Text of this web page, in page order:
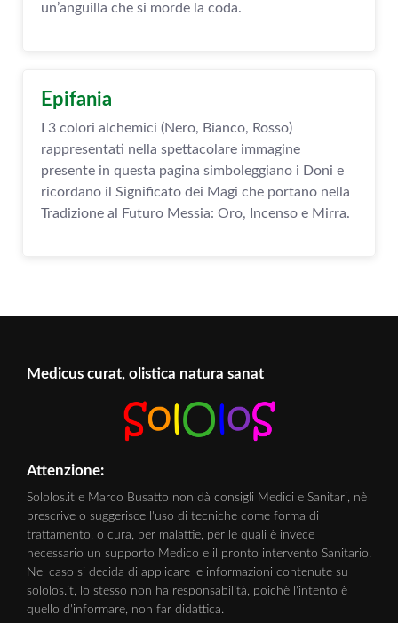
un’anguilla che si morde la coda.
Epifania
I 3 colori alchemici (Nero, Bianco, Rosso)
rappresentati nella spettacolare immagine
presente in questa pagina simboleggiano i Doni e
ricordano il Significato dei Magi che portano nella
Tradizione al Futuro Messia: Oro, Incenso e Mirra.
Medicus curat, olistica natura sanat
Attenzione:
Sololos.it e Marco Busatto non dà consigli Medici e Sanitari, nè
prescrive o suggerisce l'uso di tecniche come forma di
trattamento, o cura, per malattie, per le quali è invece
necessario un supporto Medico e il pronto intervento Sanitario.
Nel caso si decida di applicare le informazioni contenute su
sololos.it, lo stesso non ha responsabilità, poichè l'intento è
quello d'informare, non far didattica.